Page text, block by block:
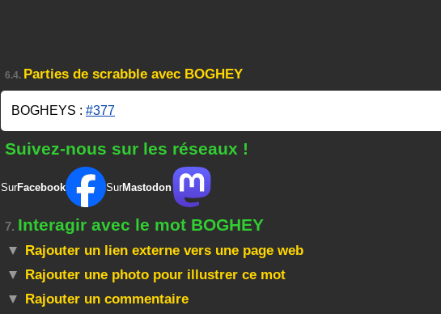
6.4. Parties de scrabble avec BOGHEY
BOGHEYS : #377
Suivez-nous sur les réseaux !
SurFacebook SurMastodon
7. Interagir avec le mot BOGHEY
Rajouter un lien externe vers une page web
Rajouter une photo pour illustrer ce mot
Rajouter un commentaire